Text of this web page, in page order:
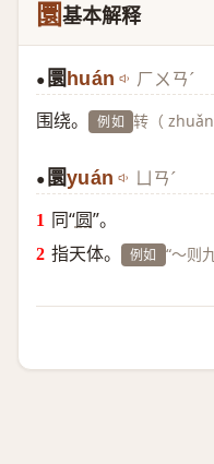
圜基本解释
● 圜 huán ㄏㄨㄢˊ
围绕。 例如 转（ zhuǎn
● 圜yuán ㄩㄢˊ
同“圆”。
指天体。
例如 “～则